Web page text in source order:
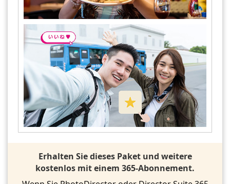
Erhalten Sie dieses Paket und weitere
kostenlos mit einem 365-Abonnement.